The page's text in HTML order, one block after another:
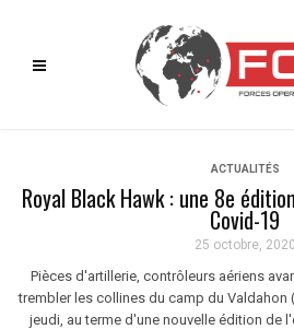
ACTUALITÉS
Royal Black Hawk : une 8e
Covid-19
25 octobre, 2020
Pièces d'artillerie, contrôleurs aériens
trembler les collines du camp du Valdahon
jeudi, au terme d'une nouvelle édition de